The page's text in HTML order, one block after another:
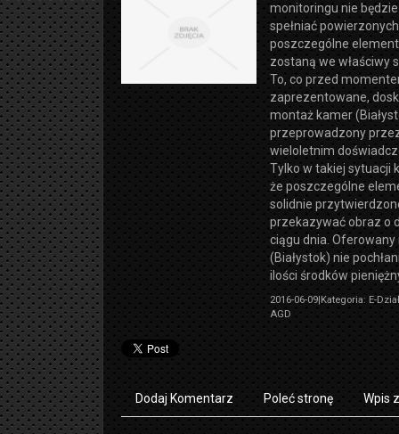
monitoringu nie
spełniać
poszczególne
zostaną we właściwy
To, co przed
zaprezentowane,
montaż kamer
przeprowadzony
wieloletnim
Tylko w takiej sytuacji
że poszczególne
solidnie
przekazywać obraz o
ciągu dnia.
(Białystok) nie
ilości środków
2016-06-09 Kategoria: E-
AGD
Dodaj Komentarz Poleć stronę Wpis